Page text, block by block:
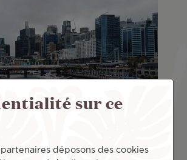
? La suite de ton programme ?
grandement atteint. Pour cette
sur ce
partenaires déposons des cookies